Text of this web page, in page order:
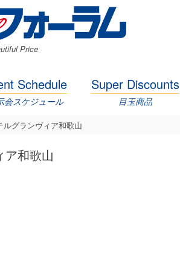
Price
Schedule
会スケジュール
Super Discounts
目玉商品
ルグランヴィア和歌山
ア和歌山